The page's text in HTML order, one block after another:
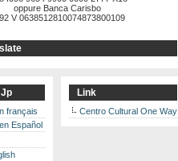
oppure Banca Carisbo
V 0638512810074873800109
Jp
français
Español
Link
Centro Cultural One Way